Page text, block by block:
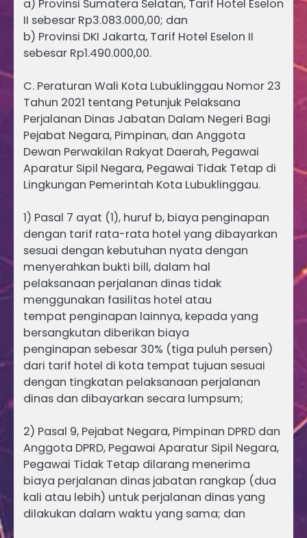
a) Provinsi Sumatera Selatan, Tarif Hotel Eselon
II sebesar Rp3.083.000,00; dan
b) Provinsi DKI Jakarta, Tarif Hotel Eselon II
sebesar Rp1.490.000,00.
C. Peraturan Wali Kota Lubuklinggau Nomor 23
Tahun 2021 tentang Petunjuk Pelaksana
Perjalanan Dinas Jabatan Dalam Negeri Bagi
Pejabat Negara, Pimpinan, dan Anggota
Dewan Perwakilan Rakyat Daerah, Pegawai
Aparatur Sipil Negara, Pegawai Tidak Tetap di
Lingkungan Pemerintah Kota Lubuklinggau.
1) Pasal 7 ayat (1), huruf b, biaya penginapan
dengan tarif rata-rata hotel yang dibayarkan
sesuai dengan kebutuhan nyata dengan
menyerahkan bukti bill, dalam hal
pelaksanaan perjalanan dinas tidak
menggunakan fasilitas hotel atau
tempat penginapan lainnya, kepada yang
bersangkutan diberikan biaya
penginapan sebesar 30% (tiga puluh persen)
dari tarif hotel di kota tempat tujuan sesuai
dengan tingkatan pelaksanaan perjalanan
dinas dan dibayarkan secara lumpsum;
2) Pasal 9, Pejabat Negara, Pimpinan DPRD dan
Anggota DPRD, Pegawai Aparatur Sipil Negara,
Pegawai Tidak Tetap dilarang menerima
biaya perjalanan dinas jabatan rangkap (dua
kali atau lebih) untuk perjalanan dinas yang
dilakukan dalam waktu yang sama; dan